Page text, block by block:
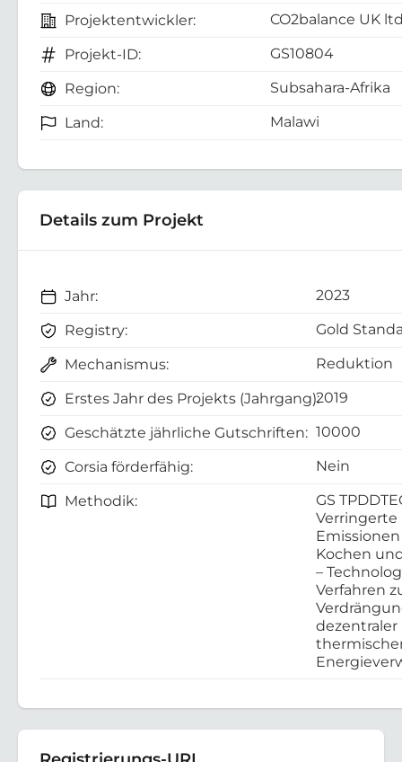
Projektentwickler: CO2balance UK
Projekt-ID: GS10804
Region: Subsahara-Afrika
Land: Malawi
Details zum Projekt
Jahr: 2023
Registry: Gold
Mechanismus: Reduktion
Erstes Jahr des Projekts (Jahrgang):2019
Geschätzte jährliche Gutschriften: 10000
Corsia förderfähig: Nein
Methodik:
GS
Verringerte
Kochen
–
Verfahren
dezentraler